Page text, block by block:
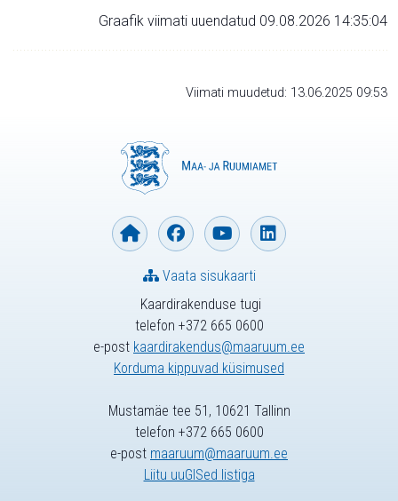
Graafik viimati uuendatud 09.08.2026 14:35:04
Viimati muudetud: 13.06.2025 09:53
Kaardirakenduse tugi
telefon +372 665 0600
e-post kaardirakendus@maaruum.ee
Korduma kippuvad küsimused
Vaata sisukaarti
Mustamäe tee 51, 10621 Tallinn
telefon +372 665 0600
e-post maaruum@maaruum.ee
Liitu uuGISed listiga